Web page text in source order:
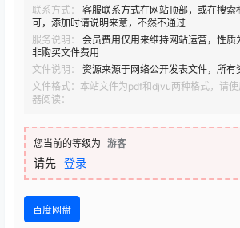
联系方式：
客服联系方式在网站顶部，或在搜索
可，添加时请说明来意，不然不通过
服务说明：
会员费用仅用来维持网站运营，性质
非购买文件费用
文件说明：
资源来源于网络公开发表文件，所有
文件格式：本站文件为pdf和djvu两种格式，请
器阅读：
您当前的等级为 游客
请先 登录
百度网盘